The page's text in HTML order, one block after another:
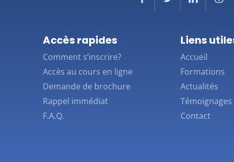
Accès rapides
Comment s’inscrire?
Accès au cours en ligne
Demande de brochure
Rappel immédiat
F.A.Q.
Liens
Accueil
Formations
Actualités
Témoignages
Contact